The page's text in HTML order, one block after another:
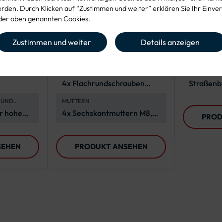
Durch Klicken auf “Zustimmen und weiter” erklären Sie Ihr
oben genannten Cookies.
Zustimmen und weiter Details anzeigen
ein
hohe
Rohrschelle für zwei
Alform-Schilder
ANZAHL DER KLEMMSCHELLEN
2 Stück (für Rohrpfosten Ø
4x Flachrundschrauben
MUTTERN
4x Sechskantmuttern M8,
PRODUKT ANSEHEN